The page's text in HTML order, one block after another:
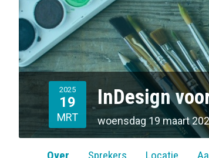
2025
19
MRT
InDesign
woensdag 19 maart